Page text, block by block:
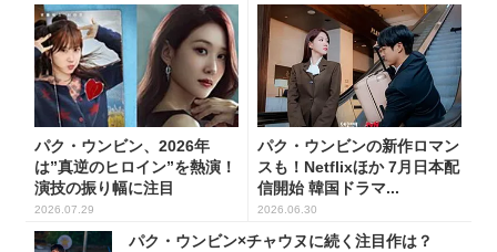
パク・ウンビン、2026年
は”真逆のヒロイン”を熱演！
演技の振り幅に注目
2026.07.29
パク・ウンビンの新作ロマン
スも！Netflixほか 7月日本配
信開始 韓国ドラマ...
2026.06.30
パク・ウンビン×チャウヌに続く注目作は？